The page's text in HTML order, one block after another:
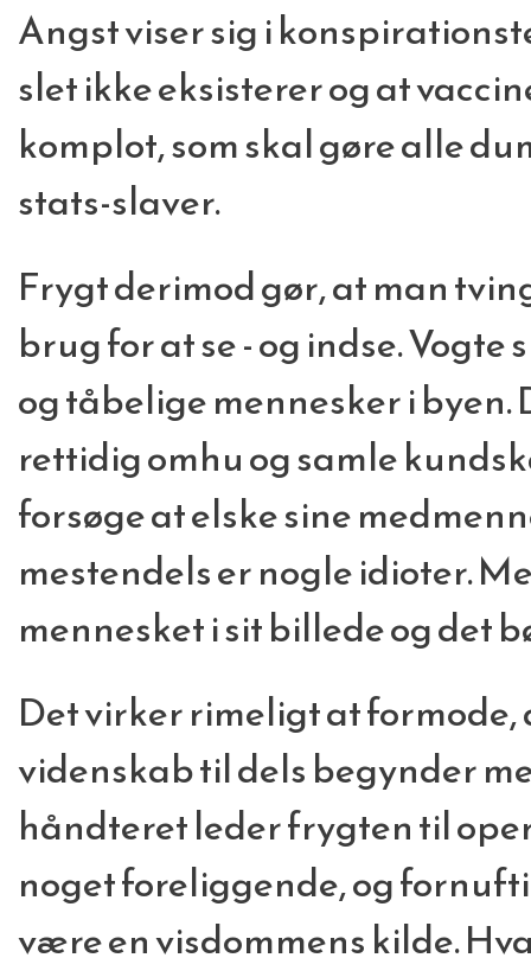
Angst viser sig i
slet ikke eksisterer og at
komplot, som skal gøre alle
stats-slaver.
Frygt derimod gør, at man
brug for at se - og indse.
og tåbelige mennesker i byen.
rettidig omhu og samle
forsøge at elske sine
mestendels er nogle idioter.
mennesket i sit billede og det
Det virker rimeligt at
videnskab til dels begynder
håndteret leder frygten til
noget foreliggende, og
være en visdommens kilde.